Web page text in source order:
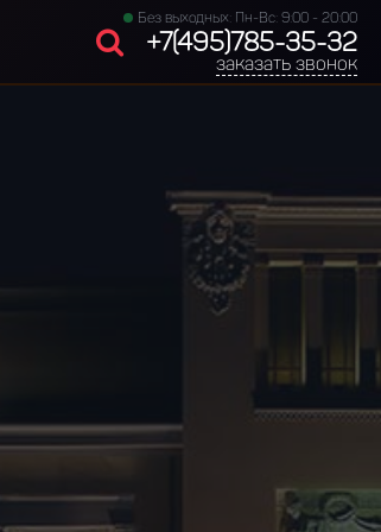
Без выходных: Пн-Вс: 9:00 - 20:00
+7(495)785-35-32
заказать звонок